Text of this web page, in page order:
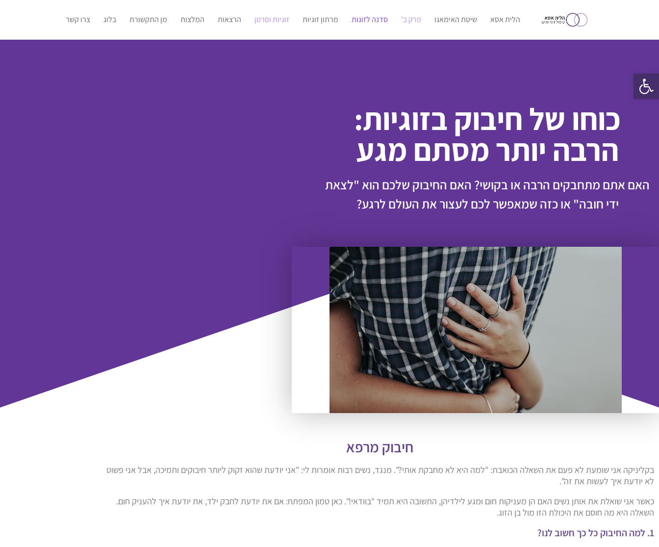
הלית אסא שיטת האימאגו פרק ב' סדנה לזוגות מרתון זוגיות זוגיות וסרטן הרצאות המלצות מן התקשורת בלוג צרו קשר
כוחו של חיבוק בזוגיות:
הרבה יותר מסתם מגע
האם אתם מתחבקים הרבה או בקושי? האם החיבוק שלכם הוא "לצאת
ידי חובה" או כזה שמאפשר לכם לעצור את העולם לרגע?
חיבוק מרפא
בקליניקה אני שומעת לא פעם את השאלה הכואבת: "למה היא לא מחבקת אותי?". מנגד, נשים רבות אומרות לי: "אני יודעת שהוא זקוק ליותר חיבוקים ותמיכה, אבל אני פשוט
לא יודעת איך לעשות את זה".
כאשר אני שואלת את אותן נשים האם הן מעניקות חום ומגע לילדיהן, התשובה היא תמיד "בוודאי!". כאן טמון המפתח: אם את יודעת לחבק ילד, את יודעת איך להעניק חום.
השאלה היא מה חוסם את היכולת הזו מול בן הזוג.
1. למה החיבוק כל כך חשוב לנו?
פתח סרגל נגישות